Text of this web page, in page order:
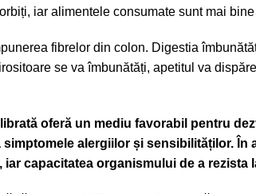
iar alimentele consumate sunt mai
fibrelor din colon. Digestia
se va îmbunătăți, apetitul va
oferă un mediu favorabil pentru
alergiilor și sensibilităților.
capacitatea organismului de a rezista